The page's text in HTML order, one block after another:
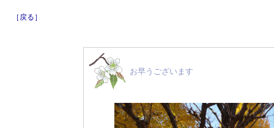
［戻る］
お早うございます